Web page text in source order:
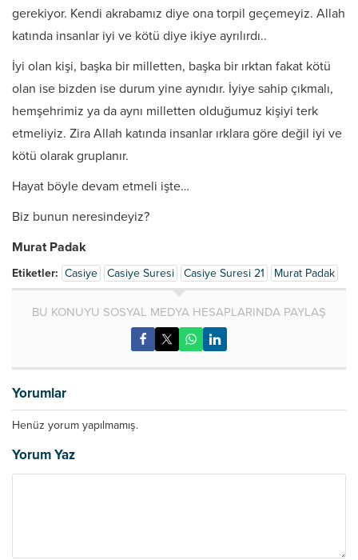
gerekiyor. Kendi akrabamız diye ona torpil geçemeyiz. Allah
katında insanlar iyi ve kötü diye ikiye ayrılırdı..
İyi olan kişi, başka bir milletten, başka bir ırktan fakat kötü
olan ise bizden ise durum yine aynıdır. İyiye sahip çıkmalı,
hemşehrimiz ya da aynı milletten olduğumuz kişiyi terk
etmeliyiz. Zira Allah katında insanlar ırklara göre değil iyi ve
kötü olarak gruplanır.
Hayat böyle devam etmeli işte…
Biz bunun neresindeyiz?
Murat Padak
Etiketler: Casiye Casiye Suresi Casiye Suresi 21 Murat Padak
BU KONUYU SOSYAL MEDYA HESAPLARINDA PAYLAŞ
Yorumlar
Henüz yorum yapılmamış.
Yorum Yaz